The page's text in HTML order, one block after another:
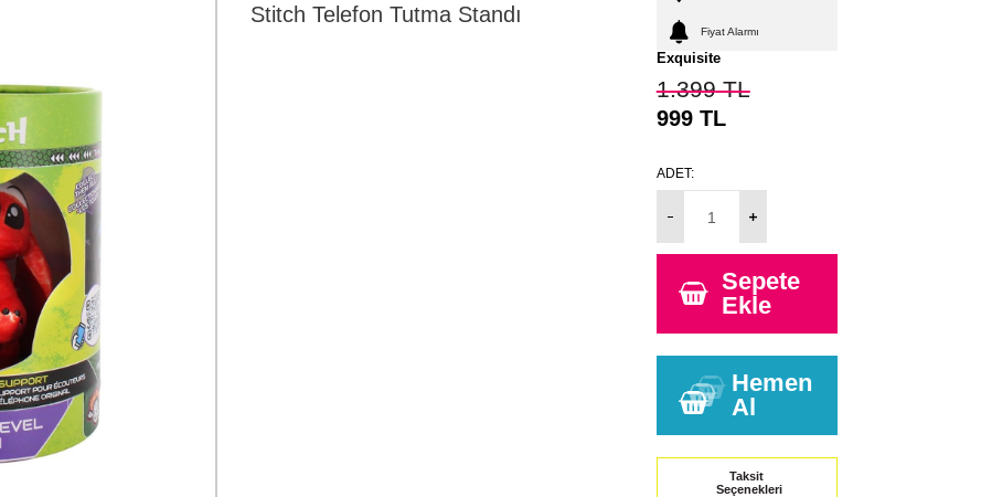
Stitch Telefon Tutma Standı
Fiyat Alarmı
Exquisite
1.399TL
999TL
ADET:
Sepete
Ekle
Hemen
Al
Taksit
Seçenekleri